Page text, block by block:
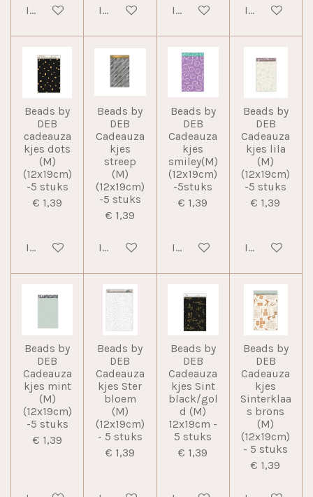
In winkelwagenIn winkelwagenIn winkelwagenIn
Beads by
DEB
cadeauza
kjes dots
(M)
(12x19cm)
-5 stuks
€ 1,39
In winkelwagen
Beads by
DEB
Cadeauza
kjes
streep
(M)
(12x19cm)
-5 stuks
€ 1,39
In winkelwagen
Beads by
DEB
Cadeauza
kjes
smiley(M)
(12x19cm)
-5stuks
€ 1,39
In winkelwagen
Beads by
DEB
Cadeauza
kjes lila
(M)
(12x19cm)
-5 stuks
€ 1,39
In
Beads by
DEB
Cadeauza
kjes mint
(M)
(12x19cm)
-5 stuks
€ 1,39
Beads by
DEB
Cadeauza
kjes Ster
bloem
(M)
(12x19cm)
- 5 stuks
€ 1,39
Beads by
DEB
Cadeauza
kjes Sint
black/gol
d (M)
12x19cm -
5 stuks
€ 1,39
Beads by
DEB
Cadeauza
kjes
Sinterklaa
s brons
(M)
(12x19cm)
- 5 stuks
€ 1,39